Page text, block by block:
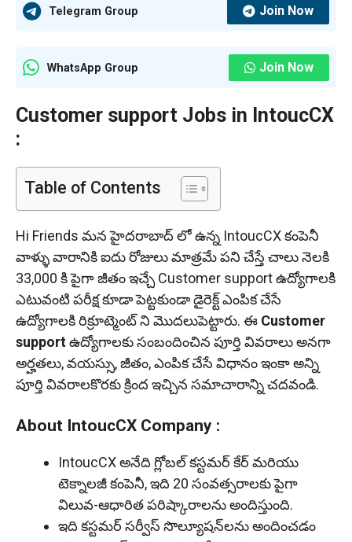
Telegram Group Join Now
WhatsApp Group Join Now
Customer support Jobs in IntoucCX
:
Table of Contents
Hi Friends మన హైదరాబాద్ లో ఉన్న IntoucCX కంపెనీ
వాళ్ళు వారానికి ఐదు రోజులు మాత్రమే పని చేస్తే చాలు నెలకి
33,000 కి పైగా జీతం ఇచ్చే Customer support ఉద్యోగాలకి
ఎటువంటి పరీక్ష కూడా పెట్టకుండా డైరెక్ట్ ఎంపిక చేసే
ఉద్యోగాలకి రిక్రూట్మెంట్ ని మొదలుపెట్టారు. ఈ Customer
supportఉద్యోగాలకు సంబందించిన పూర్తి వివరాలు అనగా
అర్హతలు, వయస్సు, జీతం, ఎంపిక చేసే విధానం ఇంకా అన్ని
పూర్తి వివరాలకొరకు క్రింద ఇచ్చిన సమాచారాన్ని చదవండి.
About IntoucCX Company :
IntoucCX అనేది గ్లోబల్ కస్టమర్ కేర్ మరియు
టెక్నాలజీ కంపెనీ, ఇది 20 సంవత్సరాలకు పైగా
విలువ-ఆధారిత పరిష్కారాలను అందిస్తుంది.
ఇది కస్టమర్ సర్వీస్ సొల్యూషన్‌లను అందించడం